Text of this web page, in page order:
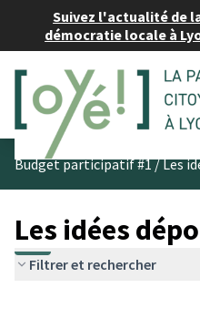
Suivez l'actualité de
démocratie locale à
Budget participatif #1/Les
Les idées
Filtrer et rechercher